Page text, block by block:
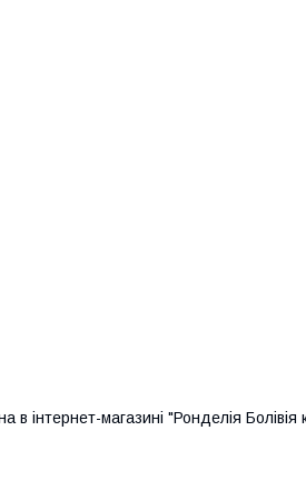
інтернет-магазині "Ронделія Болівія